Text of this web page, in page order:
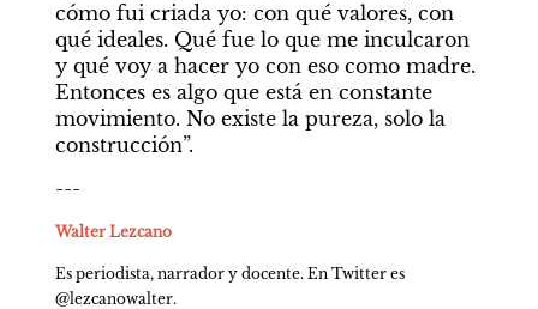
cómo fui criada yo: con qué valores, con
qué ideales. Qué fue lo que me inculcaron
y qué voy a hacer yo con eso como madre.
Entonces es algo que está en constante
movimiento. No existe la pureza, solo la
construcción”.
---
Walter Lezcano
Es periodista, narrador y docente. En Twitter es
@lezcanowalter.